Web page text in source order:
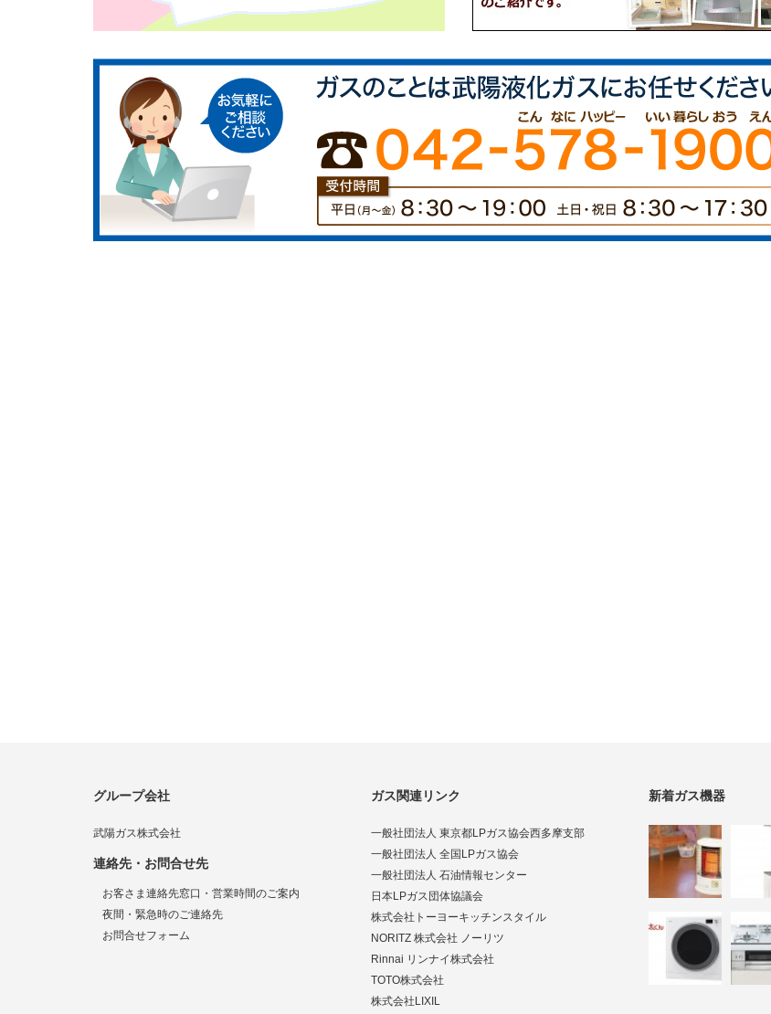
グループ会社
武陽ガス株式会社
連絡先・お問合せ先
お客さま連絡先窓口・営業時間のご案内
夜間・緊急時のご連絡先
お問合せフォーム
ガス関連リンク
一般社団法人 東京都LPガス協会西多摩支部
一般社団法人 全国LPガス協会
一般社団法人 石油情報センター
日本LPガス団体協議会
株式会社トーヨーキッチンスタイル
NORITZ 株式会社 ノーリツ
Rinnai リンナイ株式会社
TOTO株式会社
株式会社LIXIL
新着ガス機器